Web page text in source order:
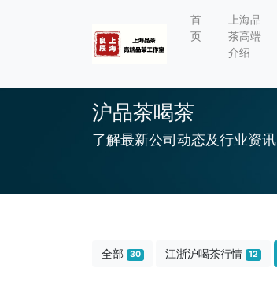
首
页
上海品
茶高端
介绍
沪品茶喝茶
了解最新公司动态及行业资讯
全部 30 江浙沪喝茶行情 12